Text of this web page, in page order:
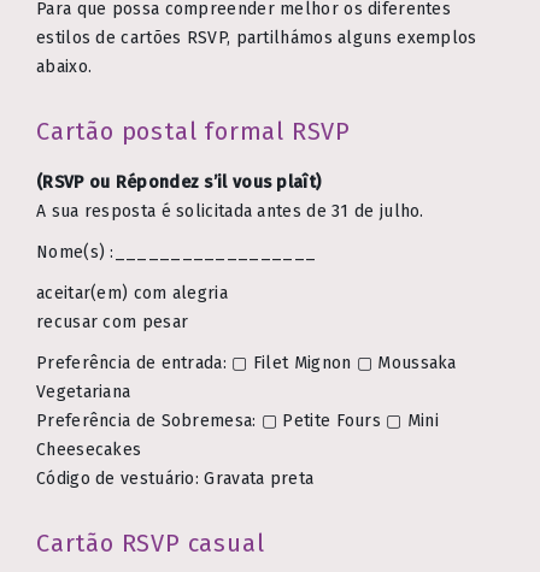
Para que possa compreender melhor os diferentes
estilos de cartões RSVP, partilhámos alguns exemplos
abaixo.
Cartão postal formal RSVP
(RSVP ou Répondez s’il vous plaît)
A sua resposta é solicitada antes de 31 de julho.
Nome(s) :__________________
aceitar(em) com alegria
recusar com pesar
Preferência de entrada: ▢ Filet Mignon ▢ Moussaka
Vegetariana
Preferência de Sobremesa: ▢ Petite Fours ▢ Mini
Cheesecakes
Código de vestuário: Gravata preta
Cartão RSVP casual